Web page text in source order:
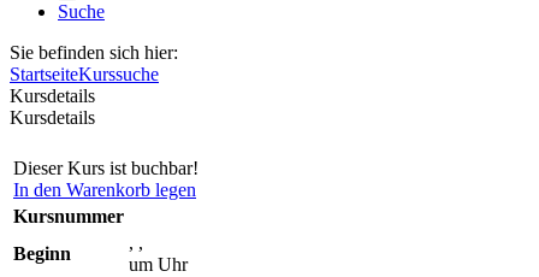
Suche
Sie befinden sich hier:
StartseiteKurssuche
Kursdetails
Kursdetails
Dieser Kurs ist buchbar!
In den Warenkorb legen
Kursnummer
Beginn
, ,
um Uhr